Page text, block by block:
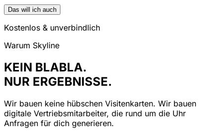
Das will ich auch
Kostenlos & unverbindlich
Warum Skyline
KEIN BLABLA.
NUR ERGEBNISSE.
Wir bauen keine hübschen Visitenkarten. Wir bauen
digitale Vertriebsmitarbeiter, die rund um die Uhr
Anfragen für dich generieren.